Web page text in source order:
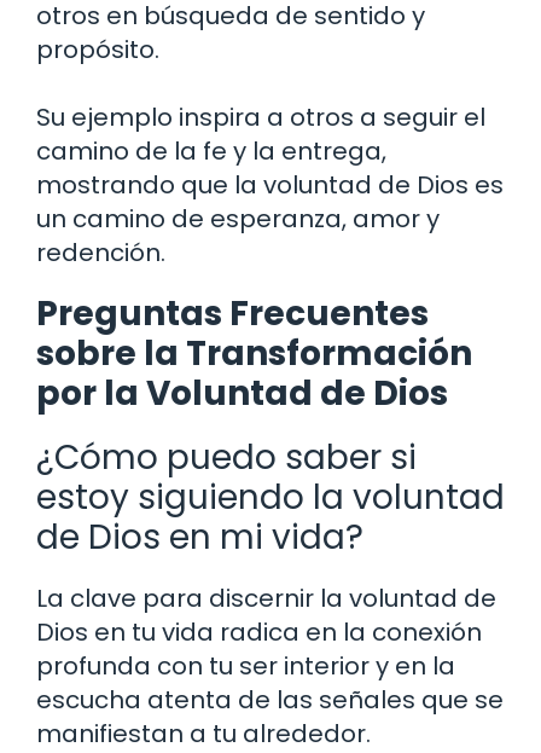
otros en búsqueda de sentido y
propósito.
Su ejemplo inspira a otros a seguir el
camino de la fe y la entrega,
mostrando que la voluntad de Dios es
un camino de esperanza, amor y
redención.
Preguntas Frecuentes
sobre la Transformación
por la Voluntad de Dios
¿Cómo puedo saber si
estoy siguiendo la voluntad
de Dios en mi vida?
La clave para discernir la voluntad de
Dios en tu vida radica en la conexión
profunda con tu ser interior y en la
escucha atenta de las señales que se
manifiestan a tu alrededor.